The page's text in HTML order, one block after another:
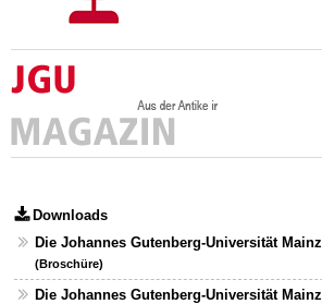
Downloads
Die Johannes Gutenberg-Universität Mainz
(Broschüre)
Die Johannes Gutenberg-Universität Mainz